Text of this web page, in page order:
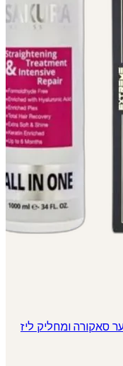
סאקורה ומחליק ליז